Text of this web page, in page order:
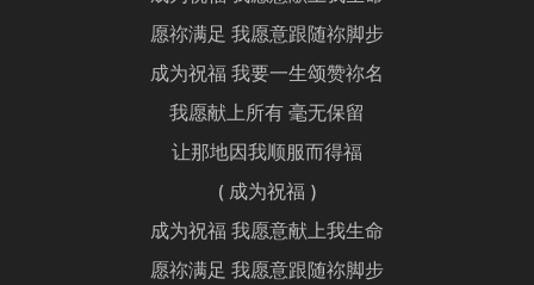
愿祢满足 我愿意跟随祢脚步
成为祝福 我要一生颂赞祢名
我愿献上所有 毫无保留
让那地因我顺服而得福
( 成为祝福 )
成为祝福 我愿意献上我生命
愿祢满足 我愿意跟随祢脚步